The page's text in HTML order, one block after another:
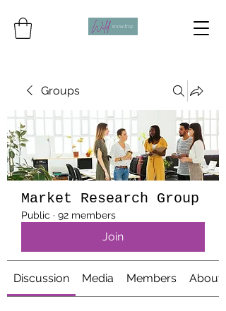
Groups
Market Research Group
Public · 92 members
Join
Discussion Media Members About